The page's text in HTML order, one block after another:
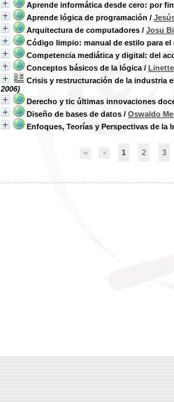
Aprende informática desde cero: por
Aprende lógica de programación /
Arquitectura de computadores / Josu
Código limpio: manual de estilo para
Competencia mediática y digital: del
Conceptos básicos de la lógica /
Crisis y restructuración de la industria
2006)
Derecho y tic últimas innovaciones
Diseño de bases de datos / Oswaldo
Enfoques, Teorías y Perspectivas de la
1 2 3